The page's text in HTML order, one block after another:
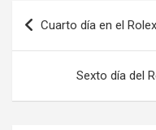
k
n
Navegación
de
entradas
Cuarto día en el
Sexto día del